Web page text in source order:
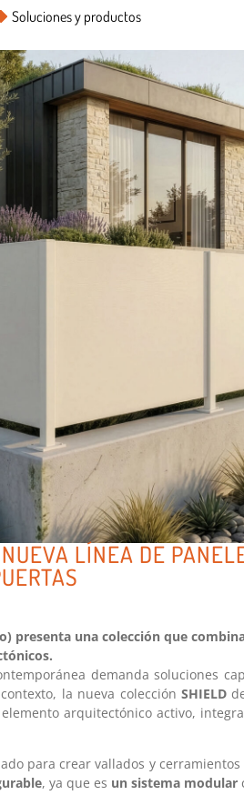
Soluciones y productos
LÍNEA DE
presenta una colección que
demanda soluciones
la nueva colección SHIELD
arquitectónico activo,
para crear vallados y
, ya que es un sistema modular